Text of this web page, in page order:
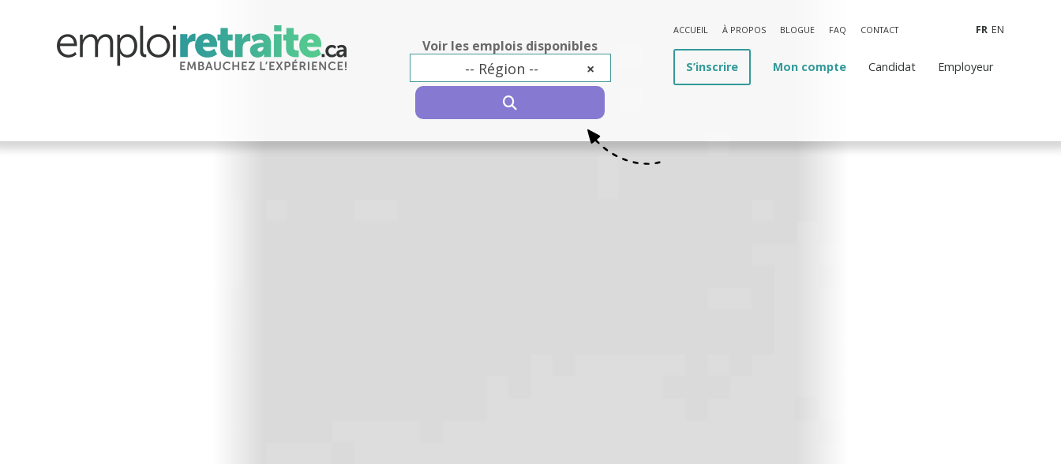
Voir les emplois disponibles
×
-- Région --
ACCUEIL À PROPOS BLOGUE FAQ CONTACT FR EN
S’inscrire Mon compte Candidat Employeur